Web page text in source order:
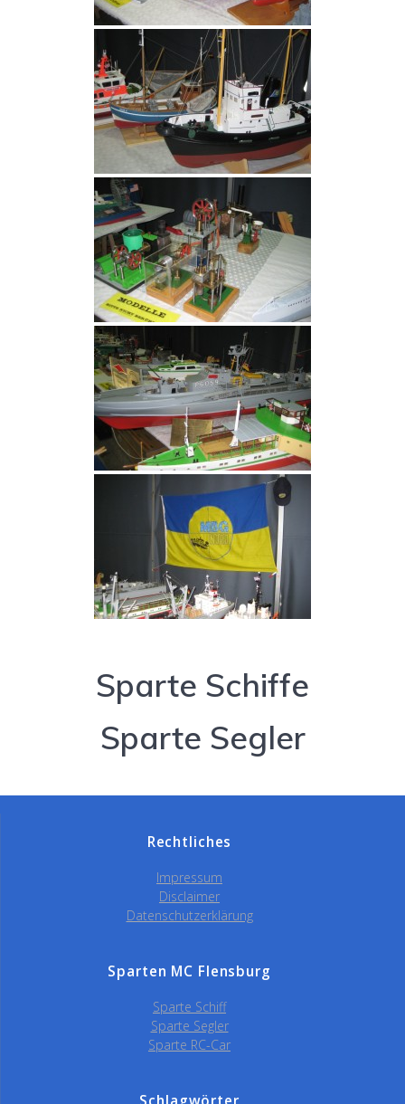
Sparte Schiffe
Sparte Segler
Rechtliches
Impressum
Disclaimer
Datenschutzerklärung
Sparten MC Flensburg
Sparte Schiff
Sparte Segler
Sparte RC-Car